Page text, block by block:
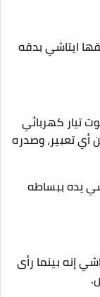
ايتاشي بدقه
تيار كهربائي
أي تعبير، وصدره
يده ببساطه
إنه بينما رأى